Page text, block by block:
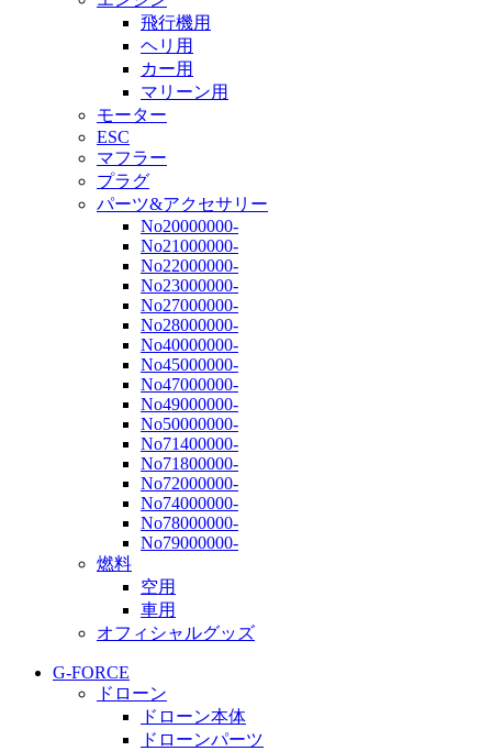
飛行機用
ヘリ用
カー用
マリーン用
モーター
ESC
マフラー
プラグ
パーツ&アクセサリー
No20000000-
No21000000-
No22000000-
No23000000-
No27000000-
No28000000-
No40000000-
No45000000-
No47000000-
No49000000-
No50000000-
No71400000-
No71800000-
No72000000-
No74000000-
No78000000-
No79000000-
燃料
空用
車用
オフィシャルグッズ
G-FORCE
ドローン
ドローン本体
ドローンパーツ